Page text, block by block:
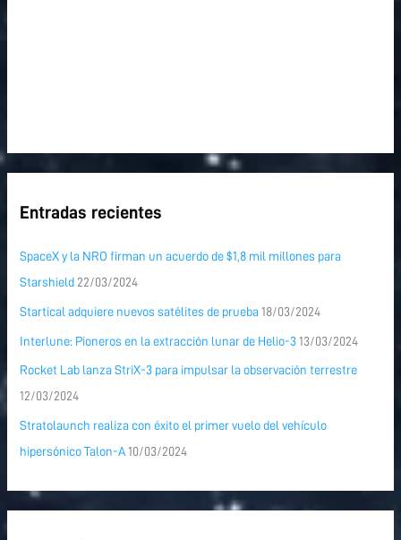
Entradas recientes
SpaceX y la NRO firman un acuerdo de $1,8 mil millones para
Starshield 22/03/2024
Startical adquiere nuevos satélites de prueba 18/03/2024
Interlune: Pioneros en la extracción lunar de Helio-3 13/03/2024
Rocket Lab lanza StriX-3 para impulsar la observación terrestre
12/03/2024
Stratolaunch realiza con éxito el primer vuelo del vehículo
hipersónico Talon-A 10/03/2024